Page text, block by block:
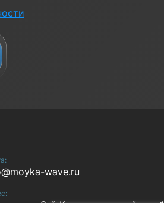
wave.ru